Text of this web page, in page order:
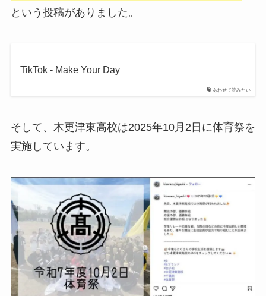
という投稿がありました。
あわせて読みたい
TikTok - Make Your Day
そして、木更津東高校は2025年10月2日に体育祭を
実施しています。